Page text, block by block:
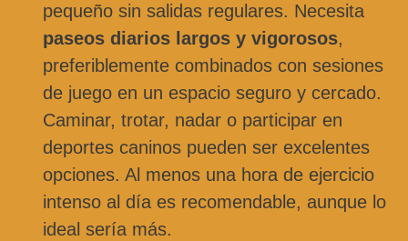
pequeño sin salidas regulares. Necesita
paseos diarios largos y vigorosos,
preferiblemente combinados con sesiones
de juego en un espacio seguro y cercado.
Caminar, trotar, nadar o participar en
deportes caninos pueden ser excelentes
opciones. Al menos una hora de ejercicio
intenso al día es recomendable, aunque lo
ideal sería más.